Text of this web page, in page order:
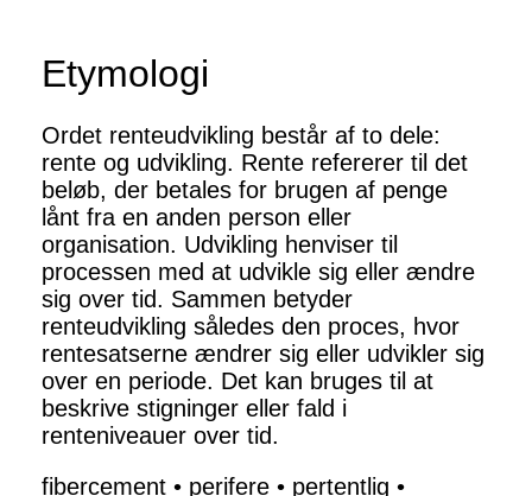
Etymologi
Ordet renteudvikling består af to dele:
rente og udvikling. Rente refererer til det
beløb, der betales for brugen af penge
lånt fra en anden person eller
organisation. Udvikling henviser til
processen med at udvikle sig eller ændre
sig over tid. Sammen betyder
renteudvikling således den proces, hvor
rentesatserne ændrer sig eller udvikler sig
over en periode. Det kan bruges til at
beskrive stigninger eller fald i
renteniveauer over tid.
fibercement • perifere • pertentlig •